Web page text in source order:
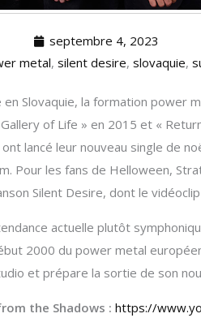
septembre 4, 2023
metal, silent desire, slovaquie,
en Slovaquie, la formation power
of Life » en 2015 et «
lancé leur nouveau single de
Pour les fans de Helloween,
Silent Desire, dont le
actuelle plutôt
2000 du power metal
et prépare la sortie de son
the Shadows :https://